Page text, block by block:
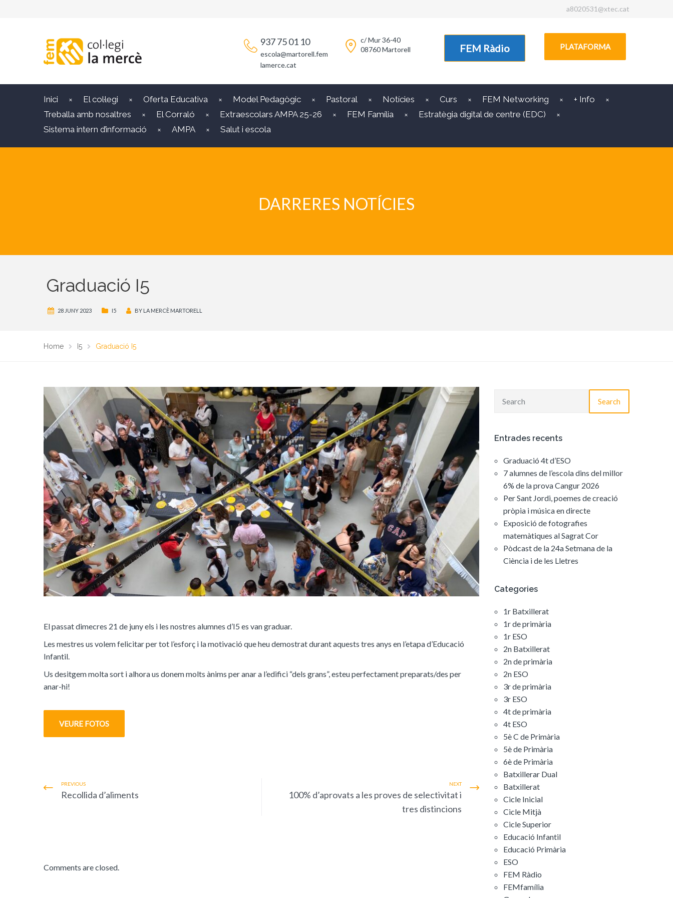
a8020531@xtec.cat
937 75 01 10
escola@martorell.fem
lamerce.cat
c/ Mur 36-40
08760 Martorell
FEM Ràdio PLATAFORMA
Inici El col·legi Oferta Educativa Model Pedagògic Pastoral Notícies Curs FEM Networking
+ Info
Treballa amb nosaltres
El Corraló Extraescolars AMPA 25-26 FEM Família
Estratègia digital de centre (EDC)
Sistema intern d’informació
AMPA Salut i escola
DARRERES NOTÍCIES
Graduació I5
28 JUNY 2023 I5 BY LA MERCÈ MARTORELL
Home I5 Graduació I5
El passat dimecres 21 de juny els i les nostres alumnes d’I5 es van graduar.
Les mestres us volem felicitar per tot l’esforç i la motivació que heu demostrat durant aquests tres anys en l’etapa d’Educació
Infantil.
Us desitgem molta sort i alhora us donem molts ànims per anar a l’edifici “dels grans”, esteu perfectament preparats/des per
anar-hi!
VEURE FOTOS
PREVIOUS
Recollida d’aliments
NEXT
100% d’aprovats a les proves de selectivitat i
tres distincions
Comments are closed.
Search
Entrades recents
Graduació 4t d’ESO
7 alumnes de l’escola dins del millor
6% de la prova Cangur 2026
Per Sant Jordi, poemes de creació
pròpia i música en directe
Exposició de fotografies
matemàtiques al Sagrat Cor
Pòdcast de la 24a Setmana de la
Ciència i de les Lletres
Categories
1r Batxillerat
1r de primària
1r ESO
2n Batxillerat
2n de primària
2n ESO
3r de primària
3r ESO
4t de primària
4t ESO
5è C de Primària
5è de Primària
6è de Primària
Batxillerar Dual
Batxillerat
Cicle Inicial
Cicle Mitjà
Cicle Superior
Educació Infantil
Educació Primària
ESO
FEM Ràdio
FEMfamília